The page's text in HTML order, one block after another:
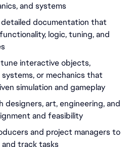
and systems
documentation that
logic, tuning, and
interactive objects,
systems, or mechanics that
simulation and gameplay
designers, art, engineering, and
and feasibility
and project managers to
track tasks